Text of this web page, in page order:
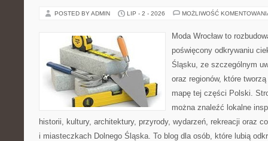
POSTED BY ADMIN LIP - 2 - 2026 MOŻLIWOŚĆ
Moda Wrocław to
poświęcony odkrywaniu
Śląsku, ze szczególnym
oraz regionów, które
mapę tej części Polski.
można znaleźć lokalne
historii, kultury, architektury, przyrody, wydarzeń, rekreacji oraz
i miasteczkach Dolnego Śląska. To blog dla osób, które lubią